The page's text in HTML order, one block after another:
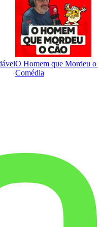
O Homem que Mordeu o
Comédia